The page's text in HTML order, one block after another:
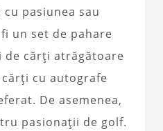
pasiunea sau
un set de pahare
de cărți atrăgătoare
cu autografe
De asemenea,
pasionații de golf.